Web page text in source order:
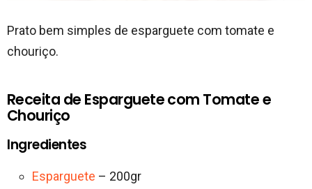
Prato bem simples de esparguete com tomate e
chouriço.
Receita de Esparguete com Tomate e
Chouriço
Ingredientes
Esparguete – 200gr